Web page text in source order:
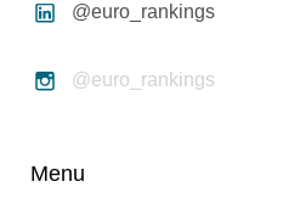
@euro_rankings
@euro_rankings
Menu